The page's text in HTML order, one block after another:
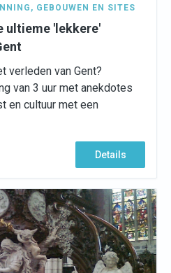
, GEBOUWEN EN SITES
ultieme 'lekkere'
verleden van Gent?
van 3 uur met anekdotes
en cultuur met een
Details